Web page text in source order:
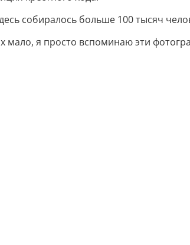
собиралось больше 100 тысяч
мало, я просто вспоминаю эти